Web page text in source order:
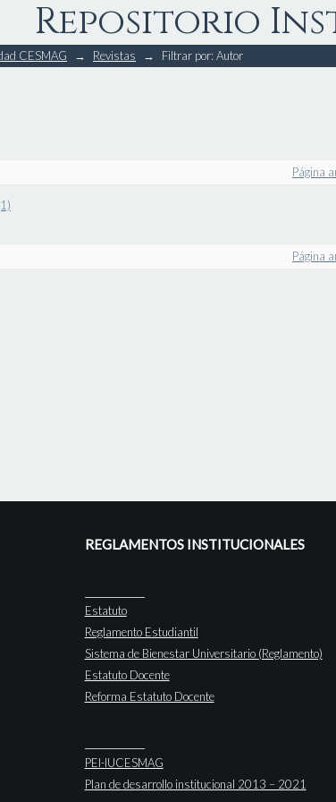
Repositorio
CESMAG → Revistas → Filtrar por: Autor
Página
Página
REGLAMENTOS INSTITUCIONALES
Estatuto
Reglamento Estudiantil
Sistema de Bienestar Universitario (Reglamento)
Estatuto Docente
Reforma Estatuto Docente
PEI-IUCESMAG
Plan de desarrollo institucional 2013 – 2021